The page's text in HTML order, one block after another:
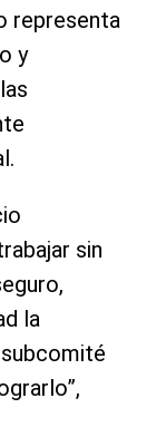
representa
y
sin
la